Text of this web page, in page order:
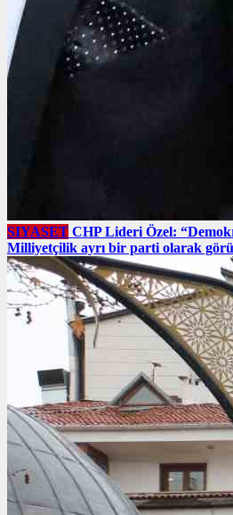
SIYASET CHP Lideri Özel:
Milliyetçilik ayrı bir parti olarak